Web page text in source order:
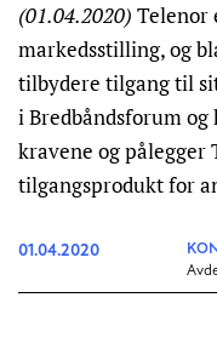
(01.04.2020) Telenor
markedsstilling, og
tilbydere tilgang til
i Bredbåndsforum
kravene og
tilgangsprodukt for
01.04.2020